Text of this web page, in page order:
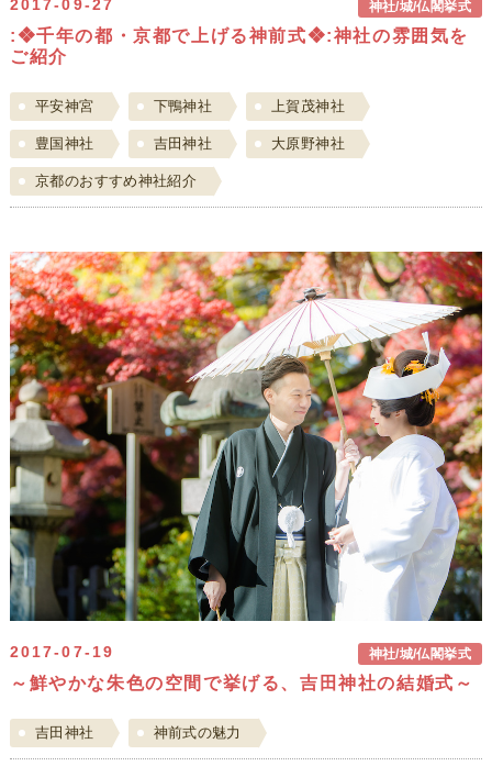
2017-09-27 神社/城/仏閣挙式
:❖千年の都・京都で上げる神前式❖:神社の雰囲気を
ご紹介
平安神宮 下鴨神社 上賀茂神社
豊国神社 吉田神社 大原野神社
京都のおすすめ神社紹介
2017-07-19 神社/城/仏閣挙式
～鮮やかな朱色の空間で挙げる、吉田神社の結婚式～
吉田神社 神前式の魅力